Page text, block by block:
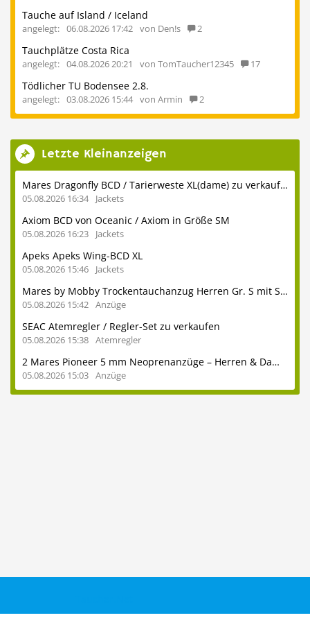
Tauche auf Island / Iceland
angelegt: 06.08.2026 17:42 von Den!s 2
Tauchplätze Costa Rica
angelegt: 04.08.2026 20:21 von TomTaucher12345 17
Tödlicher TU Bodensee 2.8.
angelegt: 03.08.2026 15:44 von Armin 2
Letzte Kleinanzeigen
Mares Dragonfly BCD / Tarierweste XL(dame) zu verkaufen
05.08.2026 16:34 Jackets
Axiom BCD von Oceanic / Axiom in Größe SM
05.08.2026 16:23 Jackets
Apeks Apeks Wing-BCD XL
05.08.2026 15:46 Jackets
Mares by Mobby Trockentauchanzug Herren Gr. S mit Stiefeln 41
05.08.2026 15:42 Anzüge
SEAC Atemregler / Regler-Set zu verkaufen
05.08.2026 15:38 Atemregler
2 Mares Pioneer 5 mm Neoprenanzüge – Herren & Damen – auch einzeln erhältlich - ideal für heimische Seen und das Mittelmeer
05.08.2026 15:03 Anzüge